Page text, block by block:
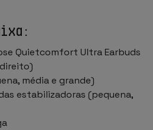
Quietcomfort Ultra Earbuds
média e grande)
estabilizadoras (pequena,